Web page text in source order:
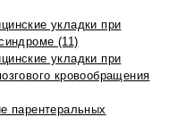
укладки при
(11)
укладки при
кровообращения
парентеральных